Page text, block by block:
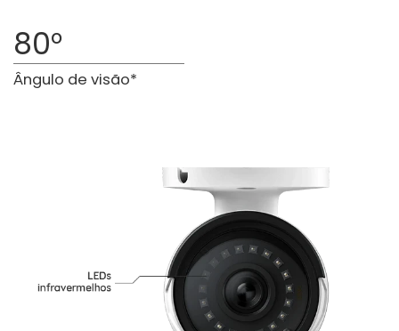
80°
Ângulo de visão*